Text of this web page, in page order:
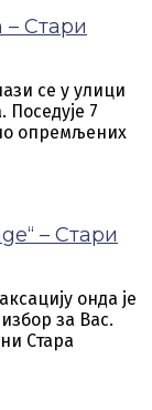
Стари
се у улици
7
опремљених
– Стари
онда је
за Вас.
Стара